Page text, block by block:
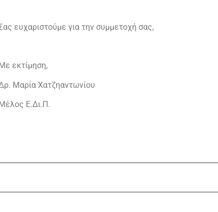
ευχαριστούμε για την συμμετοχή σας,
Με εκτίμηση,
Μαρία Χατζηαντωνίου
Ε.Δι.Π.